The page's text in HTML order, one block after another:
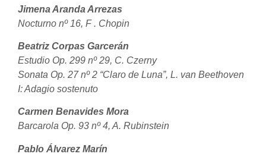
Jimena Aranda Arrezas
Nocturno nº 16, F . Chopin
Beatriz Corpas Garcerán
Estudio Op. 299 nº 29, C. Czerny
Sonata Op. 27 nº 2 “Claro de Luna”, L. van Beethoven
I: Adagio sostenuto
Carmen Benavides Mora
Barcarola Op. 93 nº 4, A. Rubinstein
Pablo Álvarez Marín